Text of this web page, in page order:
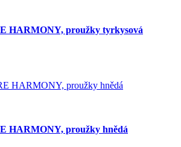
HARMONY, proužky tyrkysová
HARMONY, proužky hnědá